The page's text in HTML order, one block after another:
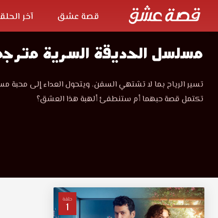
قصة عشق آخر
مسلسل
الحديقة
السرية
مترجم
قصة
مسلسل الحديقة السرية
مسلسل
الحديقة
السرية
وتحميل
باكثر
من
جودة
تسير الرياح بما لا تشتهي السفن، ويتحول العداء إلى محبة
تكتمل قصة حبهما أم ستنطفئ ألهبة هذا العشق؟
حلقة
1